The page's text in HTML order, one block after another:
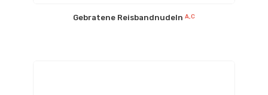
Gebratene Reisbandnudeln A,C